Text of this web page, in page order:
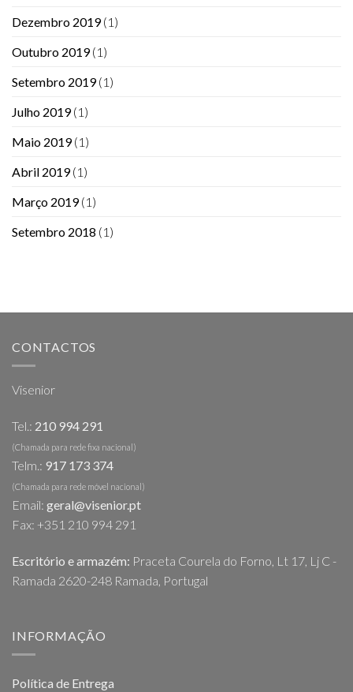
Dezembro 2019(1)
Outubro 2019(1)
Setembro 2019(1)
Julho 2019(1)
Maio 2019(1)
Abril 2019(1)
Março 2019(1)
Setembro 2018 (1)
CONTACTOS
Visenior
Tel.: 210 994 291
(Chamada para rede fixa nacional)
Telm.: 917 173 374
(Chamada para rede móvel nacional)
Email: geral@visenior.pt
Fax: +351 210 994 291
Escritório e armazém: Praceta Courela do Forno, Lt 17, Lj C -
Ramada 2620-248 Ramada, Portugal
INFORMAÇÃO
Política de Entrega